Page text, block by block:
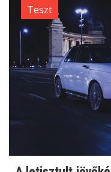
Teszt